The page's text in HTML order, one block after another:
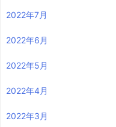
2022年7月
2022年6月
2022年5月
2022年4月
2022年3月